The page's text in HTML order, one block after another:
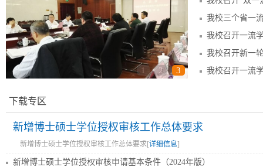
1 2 3
下载专区
新增博士硕士学位授权审核工作总体要求
新增博士硕士学位授权审核工作总体要求[详细信息]
新增博士硕士学位授权审核申请基本条件（2024年版）